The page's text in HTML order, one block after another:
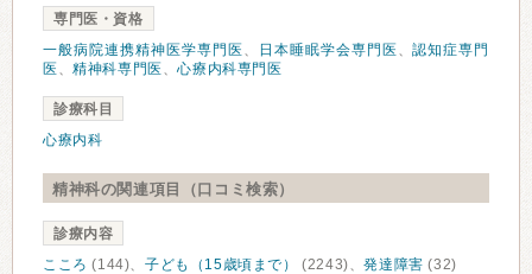
専門医・資格
一般病院連携精神医学専門医 、 日本睡眠学会専門医 、認知症専門
医 、精神科専門医 、心療内科専門医
診療科目
心療内科
精神科の関連項目（口コミ検索）
診療内容
こころ (144)、子ども（15歳頃まで） (2243)、発達障害 (32)